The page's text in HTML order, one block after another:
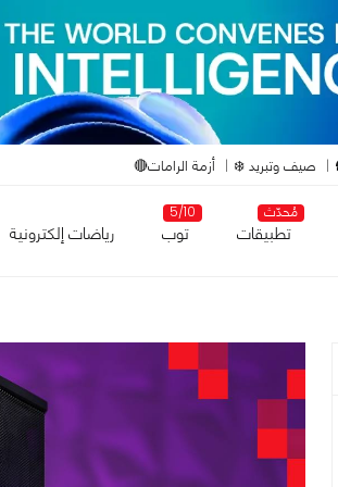
صيف وتبريد ❄️ أزمة الرامات🔴
مُحدّث
تطبيقات
5/10
توب رياضات إلكترونية